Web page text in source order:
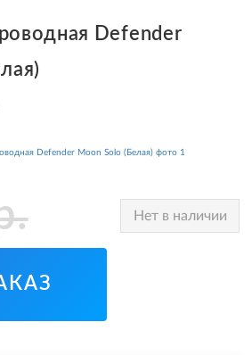
Defender
Нет в наличии